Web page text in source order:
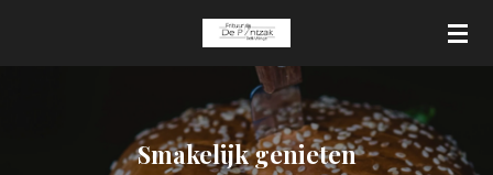
Smakelijk genieten